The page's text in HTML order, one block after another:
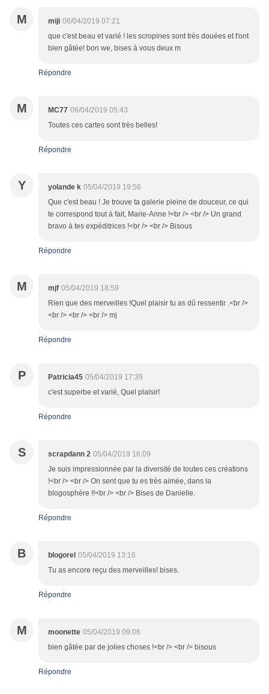
M miji 06/04/2019 07:21
que c'est beau et varié ! les scropines sont très douées et t'ont
bien gâtée! bon we, bises à vous deux m
Répondre
M MC77 06/04/2019 05:43
Toutes ces cartes sont très belles!
Répondre
Y yolande k 05/04/2019 19:56
Que c'est beau ! Je trouve ta galerie pleine de douceur, ce qui
te correspond tout à fait, Marie-Anne !<br /> <br /> Un grand
bravo à tes expéditrices !<br /> <br /> Bisous
Répondre
M mjf 05/04/2019 18:59
Rien que des merveilles !Quel plaisir tu as dû ressentir .<br />
<br /> <br /> <br /> mj
Répondre
P Patricia45 05/04/2019 17:39
c'est superbe et varié, Quel plaisir!
Répondre
S scrapdann 2 05/04/2019 16:09
Je suis impressionnée par la diversité de toutes ces créations
!<br /> <br /> On sent que tu es très aimée, dans la
blogosphère !!<br /> <br /> Bises de Danielle.
Répondre
B blogorel 05/04/2019 13:16
Tu as encore reçu des merveilles! bises.
Répondre
M moonette 05/04/2019 09:06
bien gâtée par de jolies choses !<br /> <br /> bisous
Répondre